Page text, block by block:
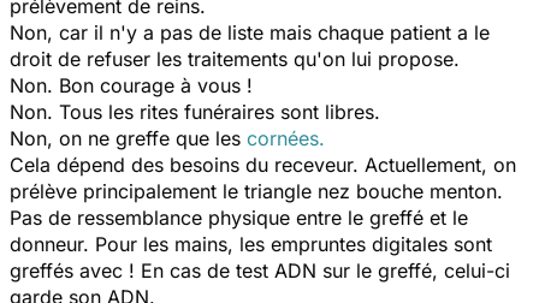
prélèvement de reins.
Non, car il n'y a pas de liste mais chaque patient a le
droit de refuser les traitements qu'on lui propose.
Non. Bon courage à vous !
Non. Tous les rites funéraires sont libres.
Non, on ne greffe que les cornées.
Cela dépend des besoins du receveur. Actuellement, on
prélève principalement le triangle nez bouche menton.
Pas de ressemblance physique entre le greffé et le
donneur. Pour les mains, les empruntes digitales sont
greffés avec ! En cas de test ADN sur le greffé, celui-ci
garde son ADN.